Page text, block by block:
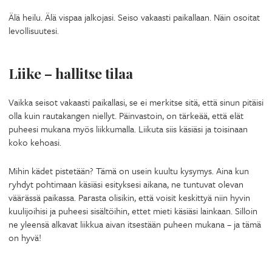
Älä heilu. Älä vispaa jalkojasi. Seiso vakaasti paikallaan. Näin osoitat
levollisuutesi.
Liike – hallitse tilaa
Vaikka seisot vakaasti paikallasi, se ei merkitse sitä, että sinun pitäisi
olla kuin rautakangen niellyt. Päinvastoin, on tärkeää, että elät
puheesi mukana myös liikkumalla. Liikuta siis käsiäsi ja toisinaan
koko kehoasi.
Mihin kädet pistetään? Tämä on usein kuultu kysymys. Aina kun
ryhdyt pohtimaan käsiäsi esityksesi aikana, ne tuntuvat olevan
väärässä paikassa. Parasta olisikin, että voisit keskittyä niin hyvin
kuulijoihisi ja puheesi sisältöihin, ettet mieti käsiäsi lainkaan. Silloin
ne yleensä alkavat liikkua aivan itsestään puheen mukana – ja tämä
on hyvä!